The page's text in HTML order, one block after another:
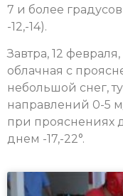
7 и более
-12,-14).
Завтра, 12
облачная с
небольшой снег,
направлений 0-5
при прояснениях
днем -17,-22°.